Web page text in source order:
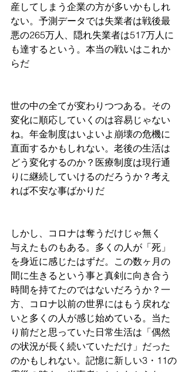
産してしまう企業の方が多いかもしれ
ない。予測データでは失業者は戦後最
悪の265万人、隠れ失業者は517万人に
も達するという。本当の戦いはこれか
らだ
世の中の全てが変わりつつある。その
変化に順応していくのは容易じゃない
ね。年金制度はいよいよ崩壊の危機に
直面するかもしれない。老後の生活は
どう変化するのか？医療制度は現行通
りに継続していけるのだろうか？考え
れば不安な事ばかりだ
しかし、コロナは奪うだけじゃ無く
与えたものもある。多くの人が「死」
を身近に感じたはずだ。この数ヶ月の
間に生きるという事と真剣に向き合う
時間を持てたのではないだろうか？一
方、コロナ以前の世界にはもう戻れな
いと多くの人が感じ始めている。当た
り前だと思っていた日常生活は「偶然
の状況が長く続いていただけ」だった
のかもしれない。記憶に新しい3・11の